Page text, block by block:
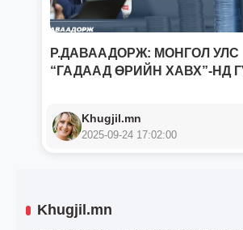
Р.ДАВААДОРЖ: МОНГОЛ УЛС
“ГАДААД ӨРИЙН ХАВХ”-НД
Khugjil.mn
2025-09-24 17:02:00
Khugjil.mn